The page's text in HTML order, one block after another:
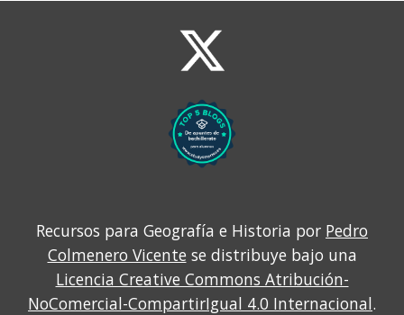
Recursos para Geografía e Historia por Pedro
Colmenero Vicente se distribuye bajo una
Licencia Creative Commons Atribución-
NoComercial-CompartirIgual 4.0 Internacional.